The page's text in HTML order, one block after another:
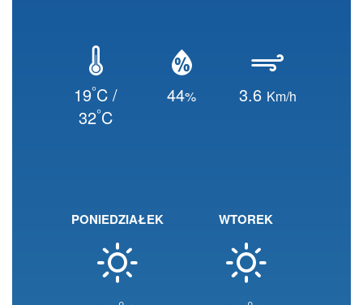
19°C /
32°C
44% 3.6 Km/h
PONIEDZIAŁEK WTOREK